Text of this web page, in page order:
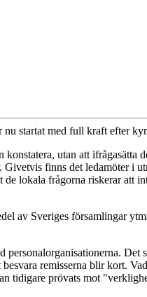
startat med full kraft efter
utan att ifrågasätta
finns det ledamöter i
lokala frågorna riskerar att
av Sveriges församlingar
remisserna blir kort.
tidigare prövats mot